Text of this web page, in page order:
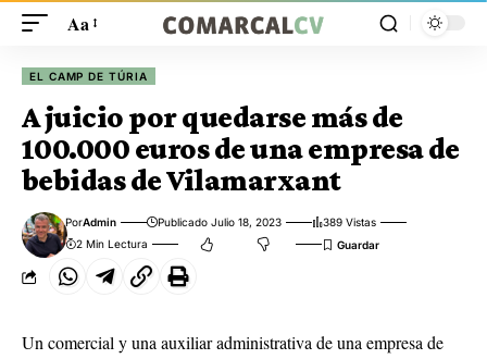
Aa
EL CAMP DE TÚRIA
A juicio por quedarse más de
100.000 euros de una empresa de
bebidas de Vilamarxant
PorAdmin Publicado Julio 18, 2023
389 Vistas
2 Min Lectura
Un comercial y una auxiliar administrativa de una empresa de